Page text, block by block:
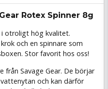
Rotex Spinner 8g
i otroligt hög kvalitet.
och en spinnare som
Stor favorit hos oss!
från Savage Gear. De börjar
och kan därför